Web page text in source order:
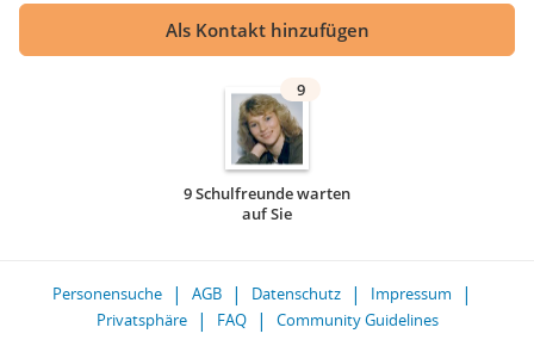
Als Kontakt hinzufügen
9
9 Schulfreunde warten
auf Sie
Personensuche AGB Datenschutz
Impressum
Privatsphäre
FAQ
Community Guidelines